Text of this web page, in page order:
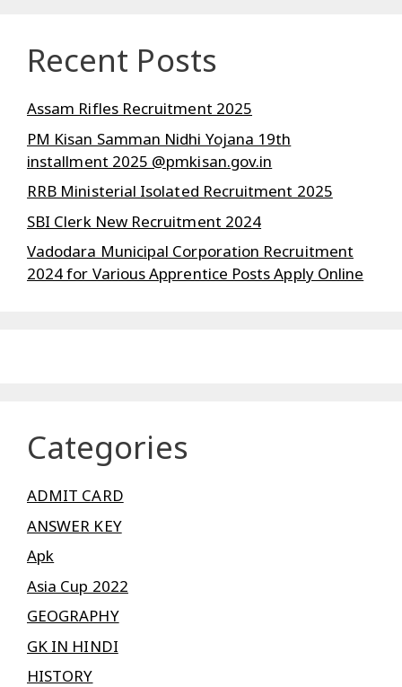
Recent Posts
Assam Rifles Recruitment 2025
PM Kisan Samman Nidhi Yojana 19th
installment 2025 @pmkisan.gov.in
RRB Ministerial Isolated Recruitment 2025
SBI Clerk New Recruitment 2024
Vadodara Municipal Corporation Recruitment
2024 for Various Apprentice Posts Apply Online
Categories
ADMIT CARD
ANSWER KEY
Apk
Asia Cup 2022
GEOGRAPHY
GK IN HINDI
HISTORY